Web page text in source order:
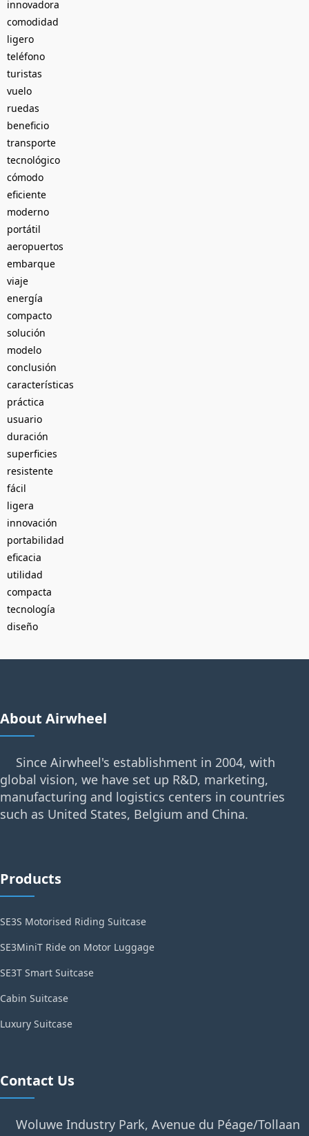
innovadora
comodidad
ligero
teléfono
turistas
vuelo
ruedas
beneficio
transporte
tecnológico
cómodo
eficiente
moderno
portátil
aeropuertos
embarque
viaje
energía
compacto
solución
modelo
conclusión
características
práctica
usuario
duración
superficies
resistente
fácil
ligera
innovación
portabilidad
eficacia
utilidad
compacta
tecnología
diseño
About Airwheel
Since Airwheel's establishment in 2004, with
global vision, we have set up R&D, marketing,
manufacturing and logistics centers in countries
such as United States, Belgium and China.
Products
SE3S Motorised Riding Suitcase
SE3MiniT Ride on Motor Luggage
SE3T Smart Suitcase
Cabin Suitcase
Luxury Suitcase
Contact Us
Woluwe Industry Park, Avenue du Péage/Tollaan